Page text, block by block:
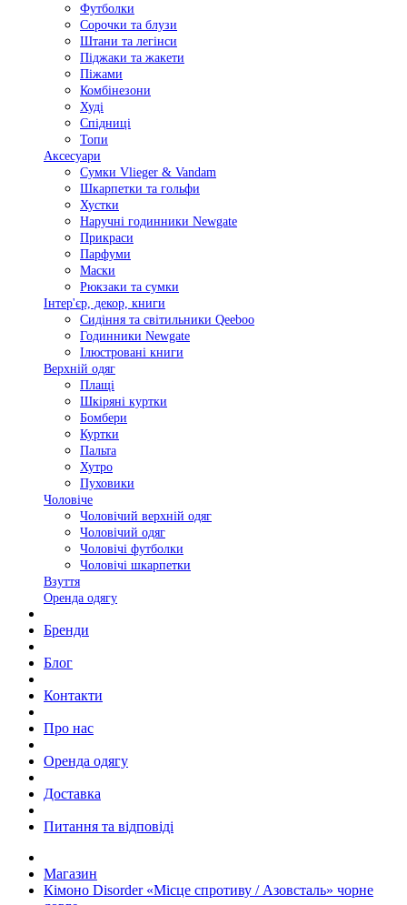
Футболки
Сорочки та блузи
Штани та легінси
Піджаки та жакети
Піжами
Комбінезони
Худі
Спідниці
Топи
Аксесуари
Сумки Vlieger & Vandam
Шкарпетки та гольфи
Хустки
Наручні годинники Newgate
Прикраси
Парфуми
Маски
Рюкзаки та сумки
Інтер'єр, декор, книги
Сидіння та світильники Qeeboo
Годинники Newgate
Ілюстровані книги
Верхній одяг
Плащі
Шкіряні куртки
Бомбери
Куртки
Пальта
Хутро
Пуховики
Чоловіче
Чоловічий верхній одяг
Чоловічий одяг
Чоловічі футболки
Чоловічі шкарпетки
Взуття
Оренда одягу
Бренди
Блог
Контакти
Про нас
Оренда одягу
Доставка
Питання та відповіді
Магазин
Кімоно Disorder «Місце спротиву / Азовсталь» чорне